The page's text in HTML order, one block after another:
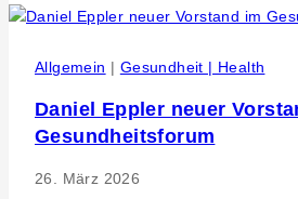
dent.
Hoch
beginnt
im
–
Allgemein | Gesundheit | Health
Daniel Eppler neuer
Gesundheitsforum
26. März 2026